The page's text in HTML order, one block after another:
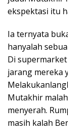
ekspektasi itu
Ia ternyata
hanyalah
Di
jarang mereka
Mutakhir
menyerah.
masih kalah